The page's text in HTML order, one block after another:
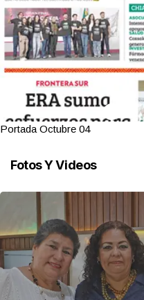
Portada Octubre 04
Fotos Y Videos